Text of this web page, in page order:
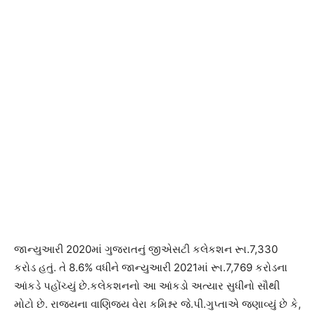
જાન્યુઆરી 2020માં ગુજરાતનું જીએસટી કલેકશન રૂા.7,330
કરોડ હતું. તે 8.6% વધીને જાન્યુઆરી 2021માં રૂા.7,769 કરોડના
આંકડે પહોંચ્યું છે.કલેકશનનો આ આંકડો અત્યાર સુધીનો સૌથી
મોટો છે. રાજયના વાણિજય વેરા કમિશ્નર જે.પી.ગુપ્તાએ જણાવ્યું છે કે,